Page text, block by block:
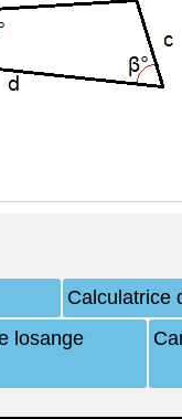
Calculatrice
losange